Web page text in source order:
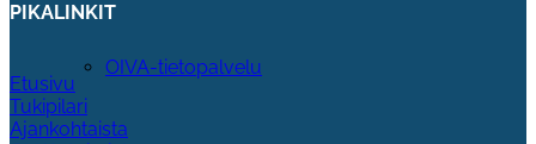
OIVA-tietopalvelu
PIKALINKIT
Etusivu
Tukipilari
Ajankohtaista